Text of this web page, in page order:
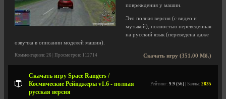
повреждения у машин.
Это полная версия (с видео и
музыкой), полностью переведенная
на русский язык (переведена даже
озвучка в описании моделей машин).
Скачать игру (351.00 Мб.)
Комментариев: 26 | Просмотров: 112714
Скачать игру Space Rangers /
Космические Рейнджеры v1.6 - полная
русская версия
Рейтинг: 9.9 (56) | Баллы: 2835